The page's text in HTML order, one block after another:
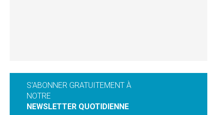
S'ABONNER GRATUITEMENT À
NOTRE
NEWSLETTER QUOTIDIENNE